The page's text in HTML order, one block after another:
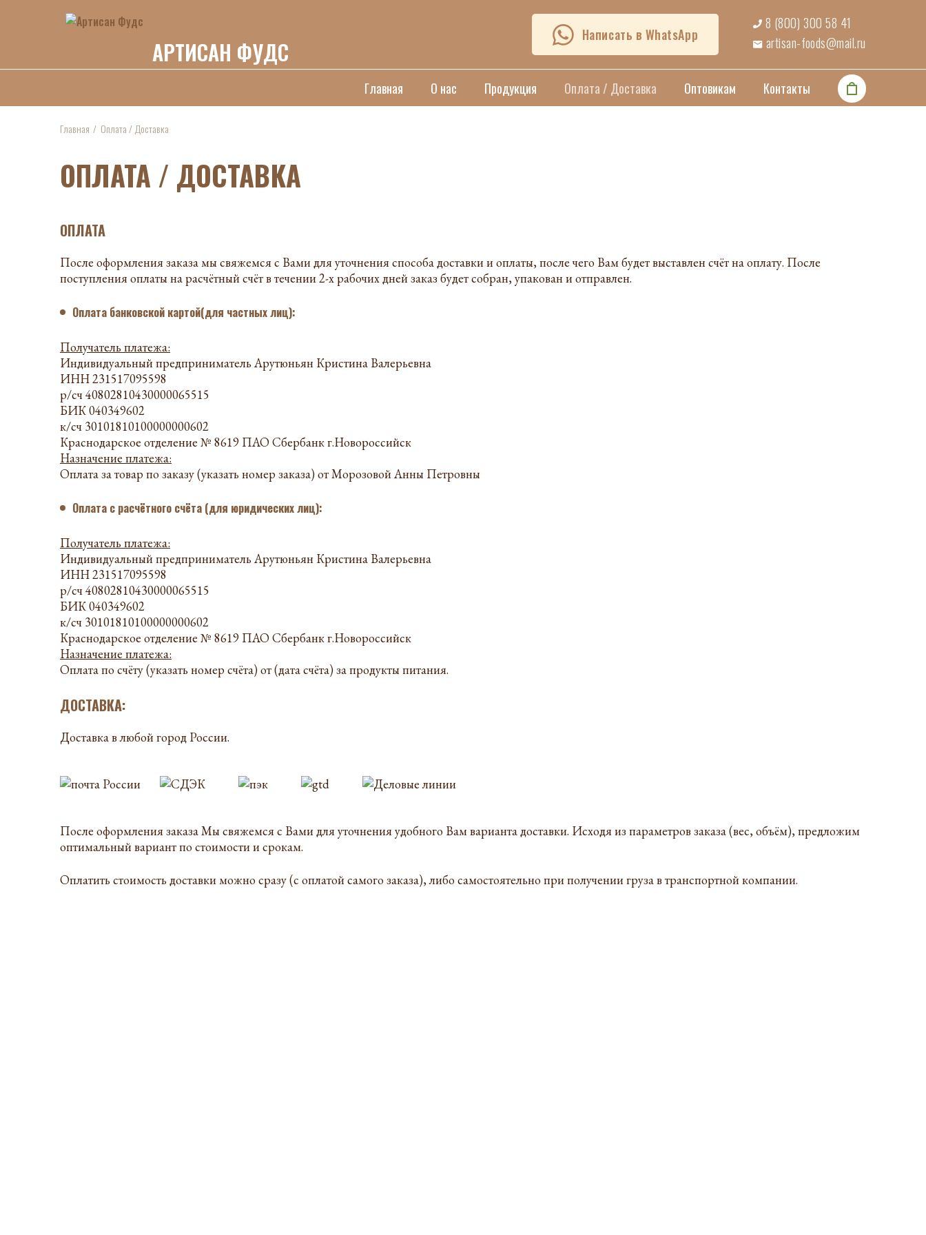
АРТИСАН ФУДС
Написать в WhatsApp
8 (800) 300 58 41
artisan-foods@mail.ru
Главная О нас Продукция Оплата / Доставка Оптовикам Контакты
Главная Оплата / Доставка
ОПЛАТА / ДОСТАВКА
ОПЛАТА
После оформления заказа мы свяжемся с Вами для уточнения способа доставки и оплаты, после чего Вам будет выставлен счёт на оплату. После
поступления оплаты на расчётный счёт в течении 2-х рабочих дней заказ будет собран, упакован и отправлен.
Оплата банковской картой(для частных лиц):
Получатель платежа:
Индивидуальный предприниматель Арутюньян Кристина Валерьевна
ИНН 231517095598
р/сч 40802810430000065515
БИК 040349602
к/сч 30101810100000000602
Краснодарское отделение № 8619 ПАО Сбербанк г.Новороссийск
Назначение платежа:
Оплата за товар по заказу (указать номер заказа) от Морозовой Анны Петровны
Оплата с расчётного счёта (для юридических лиц):
Получатель платежа:
Индивидуальный предприниматель Арутюньян Кристина Валерьевна
ИНН 231517095598
р/сч 40802810430000065515
БИК 040349602
к/сч 30101810100000000602
Краснодарское отделение № 8619 ПАО Сбербанк г.Новороссийск
Назначение платежа:
Оплата по счёту (указать номер счёта) от (дата счёта) за продукты питания.
ДОСТАВКА:
Доставка в любой город России.
После оформления заказа Мы свяжемся с Вами для уточнения удобного Вам варианта доставки. Исходя из параметров заказа (вес, объём), предложим
оптимальный вариант по стоимости и срокам.
Оплатить стоимость доставки можно сразу (с оплатой самого заказа), либо самостоятельно при получении груза в транспортной компании.